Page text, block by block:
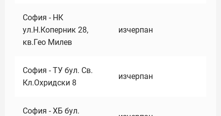
София - НК
ул.Н.Коперник 28,
кв.Гео Милев
изчерпан
София - ТУ бул. Св.
Кл.Охридски 8
изчерпан
София - ХБ бул.